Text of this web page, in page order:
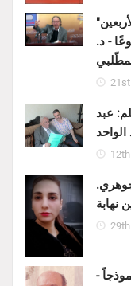
- د.
عبد
الواحد
نهابة
-